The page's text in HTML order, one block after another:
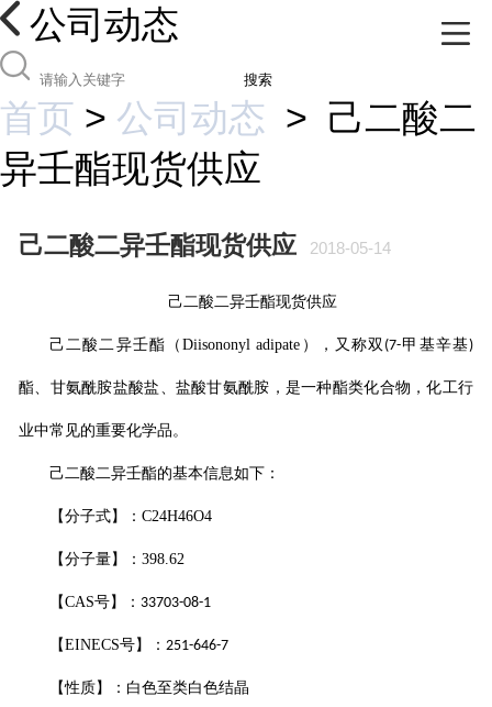
公司动态
搜索
首页 > 公司动态 > 己二酸二
异壬酯现货供应
己二酸二异壬酯现货供应 2018-05-14
己二酸二异壬酯现货供应
己二酸二异壬酯（Diisononyl adipate ），又称双 (7-甲基辛基)
酯、甘氨酰胺盐酸盐、盐酸甘氨酰胺，是一种酯类化合物，化工行
业中常见的重要化学品。
己二酸二异壬酯的基本信息如下：
【分子式】： C24H46O4
【分子量】： 398.62
【CAS号】： 33703-08-1
【EINECS号】： 251-646-7
【性质】：白色至类白色结晶